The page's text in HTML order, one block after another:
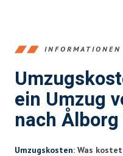
INFORMATIONEN
ein Umzug
nach Ålborg
Umzugskosten: Was